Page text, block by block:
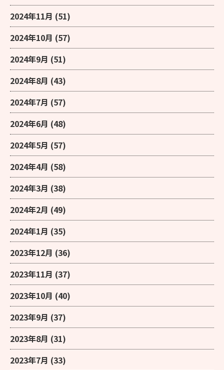
2024年11月 (51)
2024年10月 (57)
2024年9月 (51)
2024年8月 (43)
2024年7月 (57)
2024年6月 (48)
2024年5月 (57)
2024年4月 (58)
2024年3月 (38)
2024年2月 (49)
2024年1月 (35)
2023年12月 (36)
2023年11月 (37)
2023年10月 (40)
2023年9月 (37)
2023年8月 (31)
2023年7月 (33)